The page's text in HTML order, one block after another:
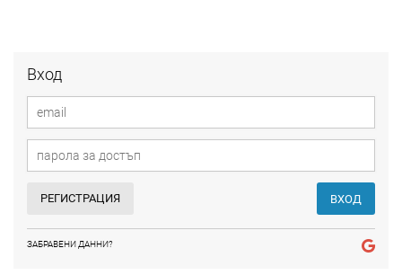
Вход
РЕГИСТРАЦИЯ ВХОД
ЗАБРАВЕНИ ДАННИ?